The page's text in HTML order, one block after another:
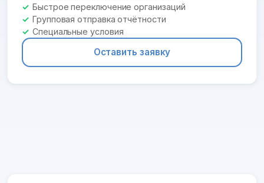
Быстрое переключение организаций
Групповая отправка отчётности
Специальные условия
Оставить заявку